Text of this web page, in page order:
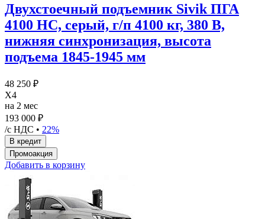
Двухстоечный подъемник Sivik ПГА
4100 НС, серый, г/п 4100 кг, 380 В,
нижняя синхронизация, высота
подъема 1845-1945 мм
48 250 ₽
X4
на 2 мес
193 000 ₽
/с НДС • 22%
Добавить в корзину